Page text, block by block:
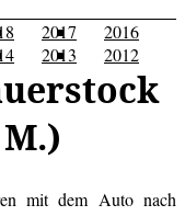
2017
2016
2013 2012
mit dem Auto nach